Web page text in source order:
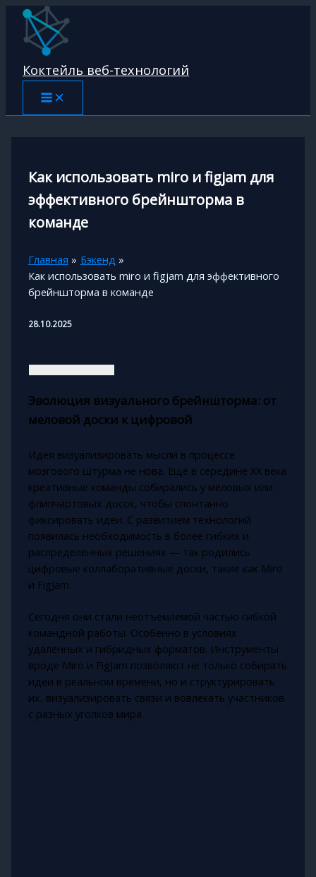
Перейти
содержимому
Коктейль веб-технологий
Как использовать miro и figjam для
эффективного брейншторма в
команде
Главная
Бэкенд
Как использовать miro и figjam для эффективного
брейншторма в команде
28.10.2025
Эволюция визуального брейншторма: от
меловой доски к цифровой
Идея визуализировать мысли в процессе
мозгового штурма не нова. Ещё в середине XX века
креативные команды собирались у меловых или
флипчартовых досок, чтобы спонтанно
фиксировать идеи. С развитием технологий
появилась необходимость в более гибких и
распределённых решениях — так родились
цифровые коллаборативные доски, такие как Miro
и FigJam.
Сегодня они стали неотъемлемой частью гибкой
командной работы. Особенно в условиях
удалённых и гибридных форматов. Инструменты
вроде Miro и FigJam позволяют не только собирать
идеи в реальном времени, но и структурировать
их, визуализировать связи и вовлекать участников
с разных уголков мира.